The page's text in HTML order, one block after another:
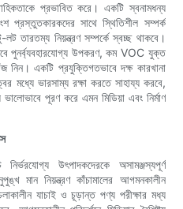
প্রভাবিত করে। একটি স্বনামধন্য
প্রস্তুতকারকদের সাথে স্থিতিশীল সম্পর্ক
তারতম্য নিয়ন্ত্রণ সম্পর্কে স্বচ্ছ থাকবে।
পুনর্ব্যবহারযোগ্য উপকরণ, কম VOC যুক্ত
নিন। একটি প্রযুক্তিগতভাবে দক্ষ কারখানা
মধ্যে ভারসাম্য রক্ষা করতে সাহায্য করবে,
পূরণ করে এমন মিডিয়া এবং নির্মাণ
উৎপাদকদেরকে অসামঞ্জস্যপূর্ণ
মান নিয়ন্ত্রণ কাঁচামালের আগমনকালীন
যাচাই ও চূড়ান্ত পণ্য পরীক্ষার মধ্য